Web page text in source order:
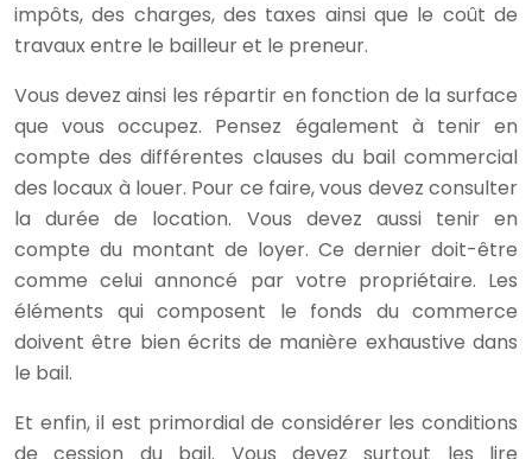
impôts, des charges, des taxes ainsi que le coût de
travaux entre le bailleur et le preneur.
Vous devez ainsi les répartir en fonction de la surface
que vous occupez. Pensez également à tenir en
compte des différentes clauses du bail commercial
des locaux à louer. Pour ce faire, vous devez consulter
la durée de location. Vous devez aussi tenir en
compte du montant de loyer. Ce dernier doit-être
comme celui annoncé par votre propriétaire. Les
éléments qui composent le fonds du commerce
doivent être bien écrits de manière exhaustive dans
le bail.
Et enfin, il est primordial de considérer les conditions